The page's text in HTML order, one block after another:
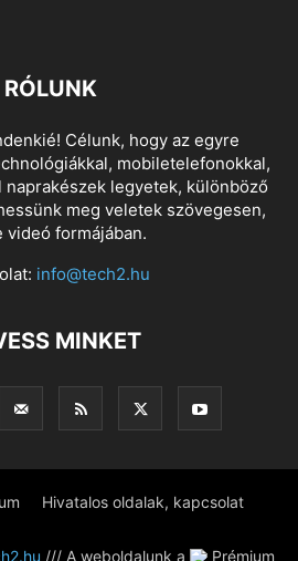
RÓLUNK
Célunk, hogy az egyre
mobiletelefonokkal,
legyetek, különböző
meg veletek szövegesen,
videó formájában.
info@tech2.hu
MINKET
Hivatalos oldalak, kapcsolat
/// A weboldalunk a Prémium